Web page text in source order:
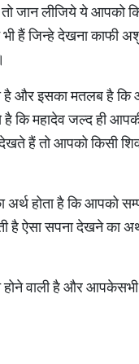
जान लीजिये ये आपको
हैं जिन्हे देखना काफी
है और इसका मतलब है कि
महादेव जल्द ही
हैं तो आपको किसी
होता है कि आपको
ऐसा सपना देखने का
वाली है और आपकेसभी